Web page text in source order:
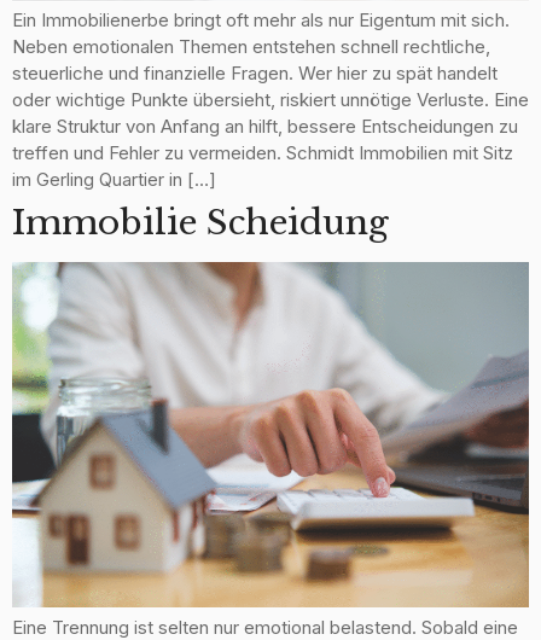
Ein Immobilienerbe bringt oft mehr als nur Eigentum mit sich.
Neben emotionalen Themen entstehen schnell rechtliche,
steuerliche und finanzielle Fragen. Wer hier zu spät handelt
oder wichtige Punkte übersieht, riskiert unnötige Verluste. Eine
klare Struktur von Anfang an hilft, bessere Entscheidungen zu
treffen und Fehler zu vermeiden. Schmidt Immobilien mit Sitz
im Gerling Quartier in […]
Immobilie Scheidung
Eine Trennung ist selten nur emotional belastend. Sobald eine